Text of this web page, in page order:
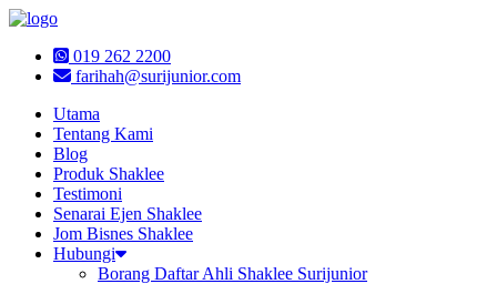
Skip
content
019 262 2200
farihah@surijunior.com
Utama
Tentang Kami
Blog
Produk Shaklee
Testimoni
Senarai Ejen Shaklee
Jom Bisnes Shaklee
Hubungi
Borang Daftar Ahli Shaklee Surijunior